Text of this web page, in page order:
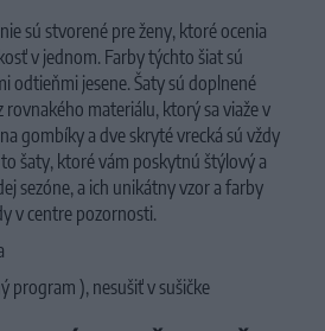
sú stvorené pre ženy, ktoré ocenia
v jednom. Farby týchto šiat sú
odtieňmi jesene. Šaty sú doplnené
materiálu, ktorý sa viaže v
gombíky a dve skryté vrecká sú vždy
šaty, ktoré vám poskytnú štýlový a
sezóne, a ich unikátny vzor a farby
v centre pozornosti.
program ), nesušiť v sušičke